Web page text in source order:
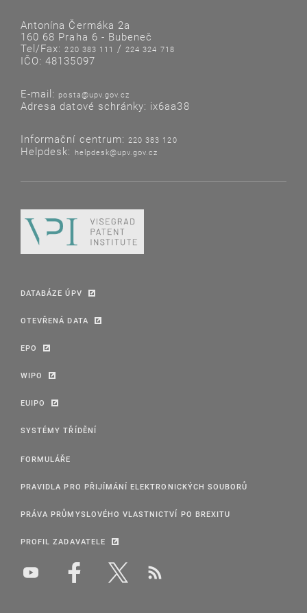
Antonína Čermáka 2a
160 68 Praha 6 - Bubeneč
Tel/Fax:220 383 111 /224 324 718
IČO: 48135097
E-mail: posta@upv.gov.cz
Adresa datové schránky: ix6aa38
Informační centrum: 220 383 120
Helpdesk: helpdesk@upv.gov.cz
DATABÁZE ÚPV
OTEVŘENÁ DATA
EPO
WIPO
EUIPO
SYSTÉMY TŘÍDĚNÍ
FORMULÁŘE
PRAVIDLA PRO PŘIJÍMÁNÍ ELEKTRONICKÝCH SOUBORŮ
PRÁVA PRŮMYSLOVÉHO VLASTNICTVÍ PO BREXITU
PROFIL ZADAVATELE